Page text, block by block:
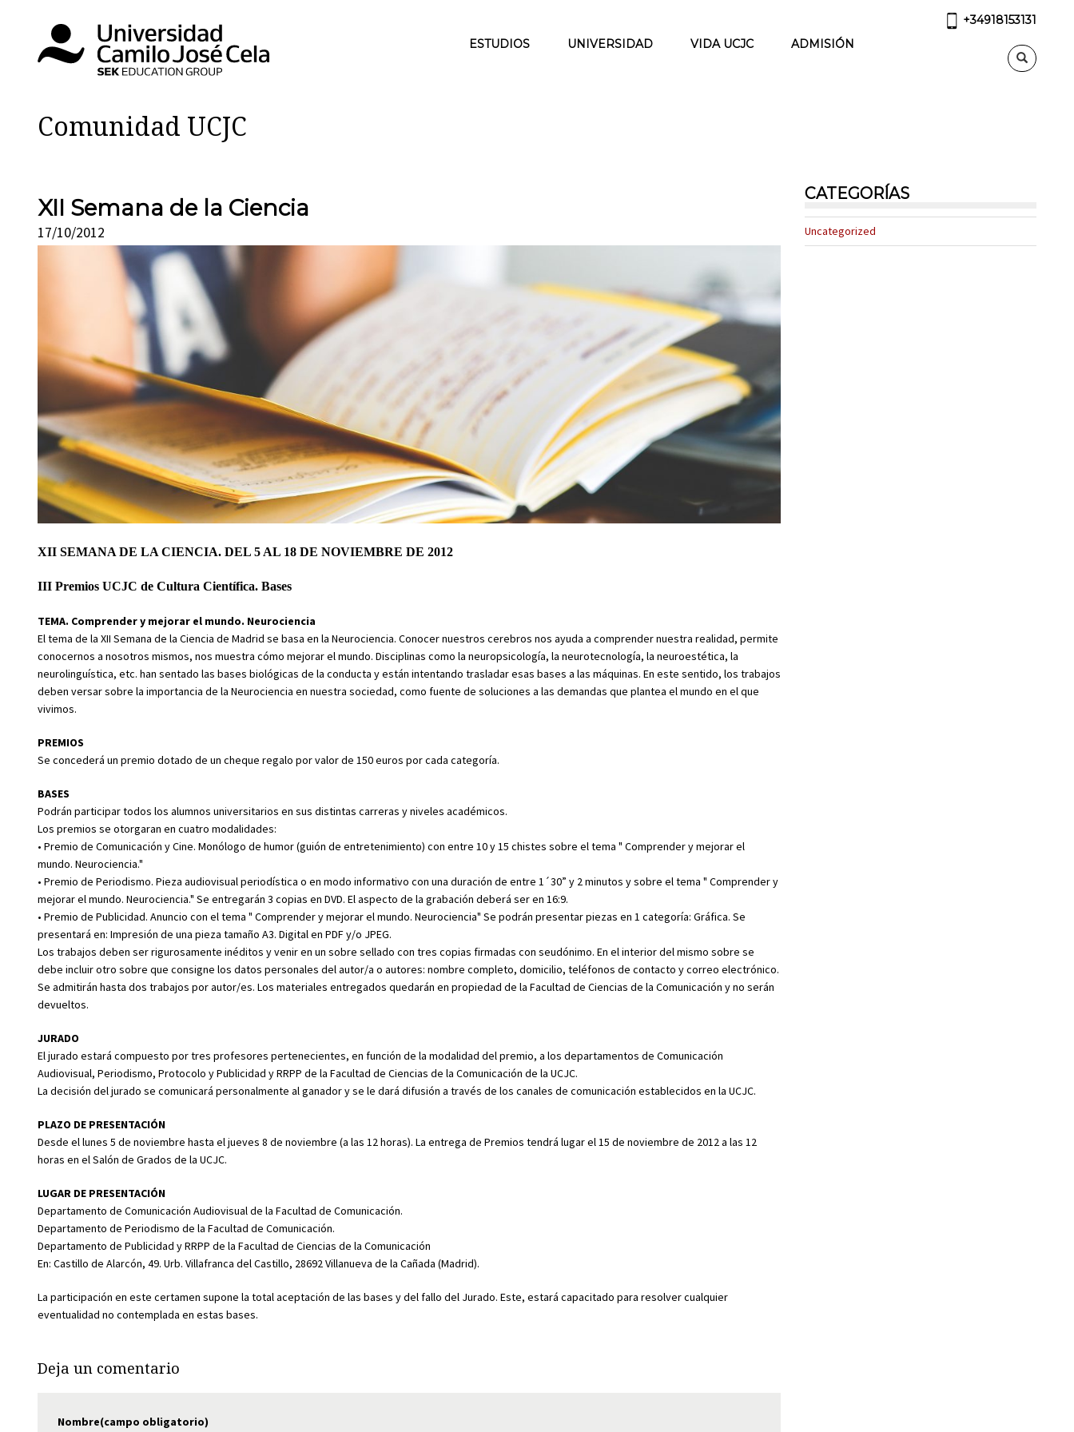
ESTUDIOS UNIVERSIDAD VIDA UCJC ADMISIÓN
+34918153131
Comunidad UCJC
XII Semana de la Ciencia
17/10/2012
XII SEMANA DE LA CIENCIA. DEL 5 AL 18 DE NOVIEMBRE DE 2012
III Premios UCJC de Cultura Científica. Bases
TEMA. Comprender y mejorar el mundo. Neurociencia
El tema de la XII Semana de la Ciencia de Madrid se basa en la Neurociencia. Conocer nuestros cerebros nos ayuda a comprender nuestra realidad, permite
conocernos a nosotros mismos, nos muestra cómo mejorar el mundo. Disciplinas como la neuropsicología, la neurotecnología, la neuroestética, la
neurolinguística, etc. han sentado las bases biológicas de la conducta y están intentando trasladar esas bases a las máquinas. En este sentido, los trabajos
deben versar sobre la importancia de la Neurociencia en nuestra sociedad, como fuente de soluciones a las demandas que plantea el mundo en el que
vivimos.
PREMIOS
Se concederá un premio dotado de un cheque regalo por valor de 150 euros por cada categoría.
BASES
Podrán participar todos los alumnos universitarios en sus distintas carreras y niveles académicos.
Los premios se otorgaran en cuatro modalidades:
• Premio de Comunicación y Cine. Monólogo de humor (guión de entretenimiento) con entre 10 y 15 chistes sobre el tema " Comprender y mejorar el
mundo. Neurociencia."
• Premio de Periodismo. Pieza audiovisual periodística o en modo informativo con una duración de entre 1´30” y 2 minutos y sobre el tema " Comprender y
mejorar el mundo. Neurociencia." Se entregarán 3 copias en DVD. El aspecto de la grabación deberá ser en 16:9.
• Premio de Publicidad. Anuncio con el tema " Comprender y mejorar el mundo. Neurociencia" Se podrán presentar piezas en 1 categoría: Gráfica. Se
presentará en: Impresión de una pieza tamaño A3. Digital en PDF y/o JPEG.
Los trabajos deben ser rigurosamente inéditos y venir en un sobre sellado con tres copias firmadas con seudónimo. En el interior del mismo sobre se
debe incluir otro sobre que consigne los datos personales del autor/a o autores: nombre completo, domicilio, teléfonos de contacto y correo electrónico.
Se admitirán hasta dos trabajos por autor/es. Los materiales entregados quedarán en propiedad de la Facultad de Ciencias de la Comunicación y no serán
devueltos.
JURADO
El jurado estará compuesto por tres profesores pertenecientes, en función de la modalidad del premio, a los departamentos de Comunicación
Audiovisual, Periodismo, Protocolo y Publicidad y RRPP de la Facultad de Ciencias de la Comunicación de la UCJC.
La decisión del jurado se comunicará personalmente al ganador y se le dará difusión a través de los canales de comunicación establecidos en la UCJC.
PLAZO DE PRESENTACIÓN
Desde el lunes 5 de noviembre hasta el jueves 8 de noviembre (a las 12 horas). La entrega de Premios tendrá lugar el 15 de noviembre de 2012 a las 12
horas en el Salón de Grados de la UCJC.
LUGAR DE PRESENTACIÓN
Departamento de Comunicación Audiovisual de la Facultad de Comunicación.
Departamento de Periodismo de la Facultad de Comunicación.
Departamento de Publicidad y RRPP de la Facultad de Ciencias de la Comunicación
En: Castillo de Alarcón, 49. Urb. Villafranca del Castillo, 28692 Villanueva de la Cañada (Madrid).
La participación en este certamen supone la total aceptación de las bases y del fallo del Jurado. Este, estará capacitado para resolver cualquier
eventualidad no contemplada en estas bases.
Deja un comentario
Nombre(campo obligatorio)
CATEGORÍAS
Uncategorized